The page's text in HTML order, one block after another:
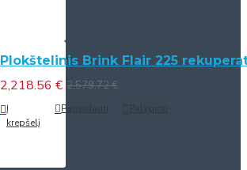
Plokštelinis Brink Flair 225
2,218.56 € 2,579.72 €
Į
krepšelį
Pageidauti Palyginti